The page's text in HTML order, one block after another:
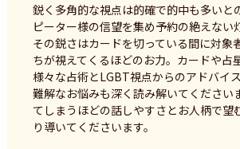
鋭く多角的な視点は的確で的中も多いと
ピーター様の信望を集め予約の絶えない
その鋭さはカードを切っている間に対象
ちが視えてくるほどのお力。カードや占
様々な占術とLGBT視点からのアドバイ
難解なお悩みも深く読み解いてください
てしまうほどの話しやすさとお人柄で望
り導いてくださいます。